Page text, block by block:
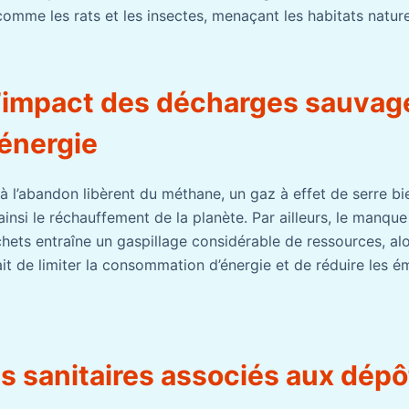
les rats et les insectes, menaçant les habitats
des décharges
l’abandon libèrent du méthane, un gaz à effet de serre
le réchauffement de la planète. Par ailleurs, le
entraîne un gaspillage considérable de ressources,
de limiter la consommation d’énergie et de réduire les
sanitaires associés aux